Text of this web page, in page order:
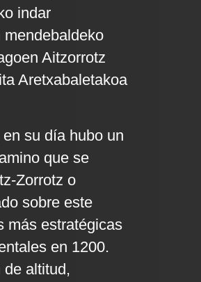
indar
Aitzorrotz
Aretxabaletakoa
su día hubo un
que se
Zorrotz o
sobre este
más estratégicas
en 1200.
de altitud,